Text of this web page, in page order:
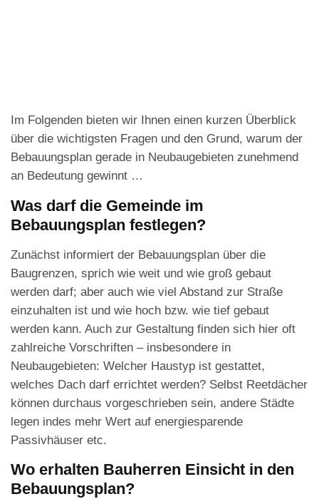
Im Folgenden bieten wir Ihnen einen kurzen Überblick
über die wichtigsten Fragen und den Grund, warum der
Bebauungsplan gerade in Neubaugebieten zunehmend
an Bedeutung gewinnt …
Was darf die Gemeinde im
Bebauungsplan festlegen?
Zunächst informiert der Bebauungsplan über die
Baugrenzen, sprich wie weit und wie groß gebaut
werden darf; aber auch wie viel Abstand zur Straße
einzuhalten ist und wie hoch bzw. wie tief gebaut
werden kann. Auch zur Gestaltung finden sich hier oft
zahlreiche Vorschriften – insbesondere in
Neubaugebieten: Welcher Haustyp ist gestattet,
welches Dach darf errichtet werden? Selbst Reetdächer
können durchaus vorgeschrieben sein, andere Städte
legen indes mehr Wert auf energiesparende
Passivhäuser etc.
Wo erhalten Bauherren Einsicht in den
Bebauungsplan?